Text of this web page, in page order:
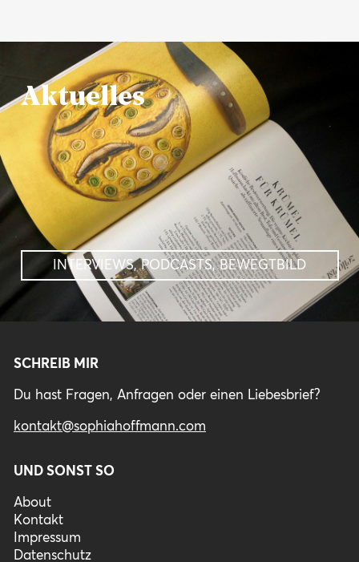
Aktuelles
INTERVIEWS, PODCASTS, BEWEGTBILD
SCHREIB MIR
Du hast Fragen, Anfragen oder einen Liebesbrief?
kontakt@sophiahoffmann.com
UND SONST SO
About
Kontakt
Impressum
Datenschutz